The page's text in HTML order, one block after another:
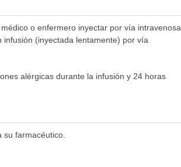
o enfermero inyectar por vía intravenosa
(inyectada lentamente) por vía
alérgicas durante la infusión y 24 horas
farmacéutico.